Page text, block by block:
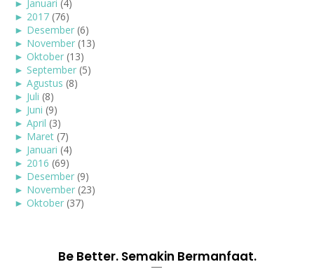
► Januari (4)
► 2017 (76)
► Desember (6)
► November (13)
► Oktober (13)
► September (5)
► Agustus (8)
► Juli (8)
► Juni (9)
► April (3)
► Maret (7)
► Januari (4)
► 2016 (69)
► Desember (9)
► November (23)
► Oktober (37)
Be Better. Semakin Bermanfaat.